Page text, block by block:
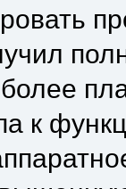
к